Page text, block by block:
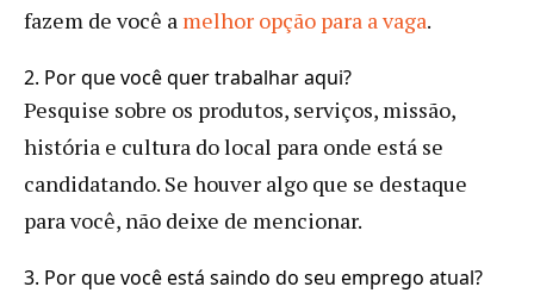
fazem de você a melhor opção para a vaga.
2. Por que você quer trabalhar aqui?
Pesquise sobre os produtos, serviços, missão,
história e cultura do local para onde está se
candidatando. Se houver algo que se destaque
para você, não deixe de mencionar.
3. Por que você está saindo do seu emprego atual?